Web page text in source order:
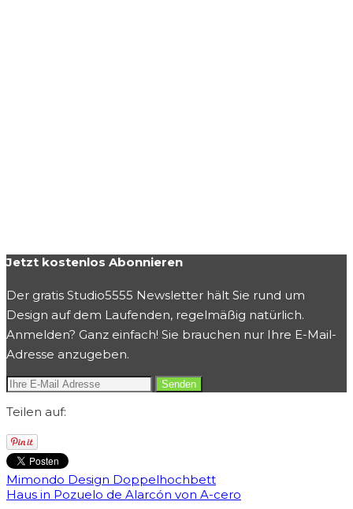
Jetzt kostenlos Abonnieren
Der gratis Studio5555 Newsletter hält Sie rund um
Design auf dem Laufenden, regelmäßig natürlich.
Anmelden? Ganz einfach! Sie brauchen nur Ihre E-Mail-
Adresse anzugeben.
Teilen auf:
Mimondo Design Doppelhochbett
Haus in Pozuelo de Alarcón von A-cero